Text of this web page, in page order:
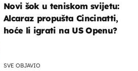
Novi šok u teniskom svijetu:
Alcaraz propušta Cincinatti,
hoće li igrati na US Openu?
SVE OBJAVIO